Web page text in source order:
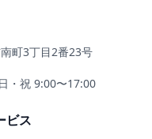
町3丁目2番23号
・祝 9:00〜17:00
ビス